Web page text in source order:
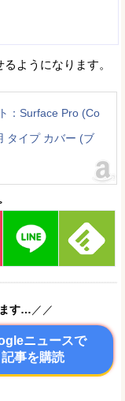
ようになります。
：Surface Pro (Co
タイプ カバー (ブ
す…／／
ニュースで
記事を購読